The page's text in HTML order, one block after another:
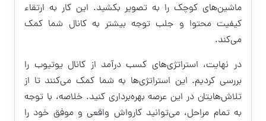
ماشین‌های کوچک را به تصویر بکشید. این کار به ارتقاء
کیفیت محتوا و جلب توجه بیشتر به کانال شما کمک
می‌کند.
در نهایت، استراتژی‌های کسب درآمد از کانال یوتیوب را
بررسی کردیم. این استراتژی‌ها به شما کمک می‌کنند تا از
تلاش‌هایتان در این عرصه بهره‌برداری کنید. خلاصه، با توجه
به تمام مراحل، می‌توانید کارواش واقعی و موفق خود را